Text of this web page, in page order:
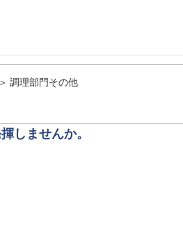
調理部門その他
しませんか。